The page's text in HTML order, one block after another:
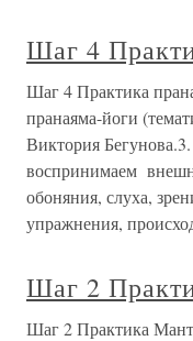
Шаг 4
Шаг 4 Практика
пранаяма-йоги
Виктория
воспринимаем
обоняния, слуха,
упражнения,
Шаг 2
Шаг 2 Практика